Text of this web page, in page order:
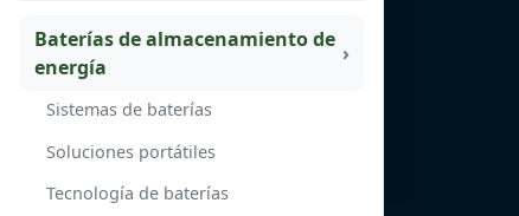
Baterías de almacenamiento de
energía
Sistemas de baterías
Soluciones portátiles
Tecnología de baterías